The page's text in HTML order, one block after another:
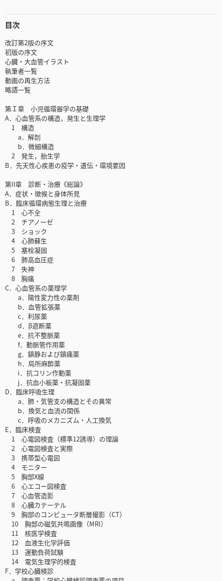
目次
改訂第2版の序文
初版の序文
心臓・大血管イラスト
執筆者一覧
動画の再生方法
略語一覧
第Ｉ章 小児循環器学の基礎
A．心血管系の構造，発生と生理学
1 構造
a．解剖
b．微細構造
2 発生，胎生学
B．先天性心疾患の疫学・遺伝・環境要因
第II章 診断・治療《総論》
A．症状・徴候と身体所見
B．臨床循環病態生理と治療
1 心不全
2 チアノーゼ
3 ショック
4 心肺蘇生
5 塞栓凝固
6 肺高血圧症
7 失神
8 胸痛
C．心血管系の薬理学
a．陽性変力性の薬剤
b．血管拡張薬
c．利尿薬
d．β遮断薬
e．抗不整脈薬
f．動脈管作用薬
g．鎮静および鎮痛薬
h．局所麻酔薬
i．抗コリン作動薬
j．抗血小板薬・抗凝固薬
D．臨床呼吸生理
a．肺・気管支の構造とその異常
b．換気と血流の関係
c．呼吸のメカニズム・人工換気
E．臨床検査
1 心電図検査（標準12誘導）の理論
2 心電図検査と実際
3 携帯型心電図
4 モニター
5 胸部X線
6 心エコー図検査
7 心血管造影
8 心臓カテーテル
9 胸部のコンピュータ断層撮影（CT）
10 胸部の磁気共鳴画像（MRI）
11 核医学検査
12 血液生化学評価
13 運動負荷試験
14 電気生理学的検査
F．学校心臓検診